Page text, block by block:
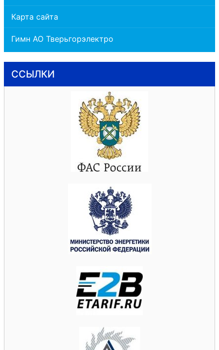
Карта сайта
Гимн АО Тверьгорэлектро
ССЫЛКИ